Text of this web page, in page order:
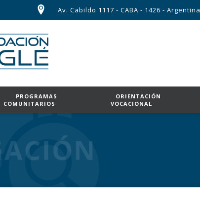
Av. Cabildo 1117 - CABA - 1426 - Argentina
PROGRAMAS
COMUNITARIOS
ORIENTACIÓN
VOCACIONAL